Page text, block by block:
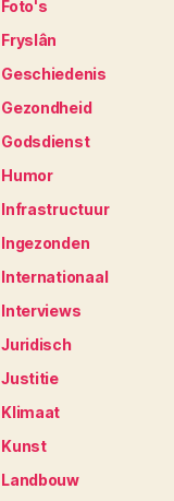
Foto's
Fryslân
Geschiedenis
Gezondheid
Godsdienst
Humor
Infrastructuur
Ingezonden
Internationaal
Interviews
Juridisch
Justitie
Klimaat
Kunst
Landbouw